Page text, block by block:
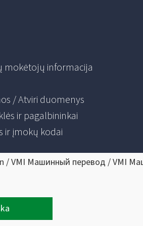
mokėtojų informacija
/ Atviri duomenys
ir pagalbininkai
ir įmokų kodai
/ VMI Машинный перевод / VMI